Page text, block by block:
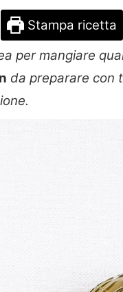
Stampa ricetta
per mangiare
da preparare con